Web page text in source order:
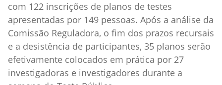
com 122 inscrições de planos de testes
apresentadas por 149 pessoas. Após a análise da
Comissão Reguladora, o fim dos prazos recursais
e a desistência de participantes, 35 planos serão
efetivamente colocados em prática por 27
investigadoras e investigadores durante a